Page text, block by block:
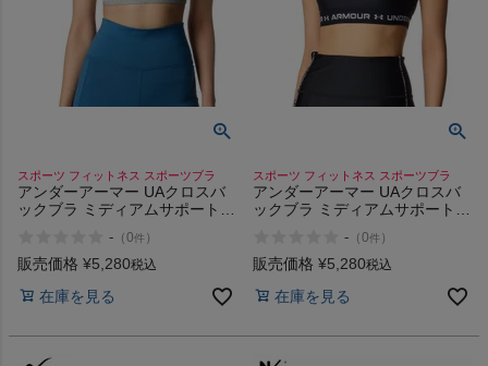
スポーツ フィットネス スポーツブラ
アンダーアーマー UAクロスバ
ックブラ ミディアムサポート
Back Bra Medium Support
- （0件 ）
販売価格 ¥5,280税込
在庫を見る
スポーツ フィットネス スポーツブラ
アンダーアーマー UAクロスバ
ックブラ ミディアムサポート
Back Bra Medium Support
- （0件 ）
販売価格 ¥5,280税込
在庫を見る